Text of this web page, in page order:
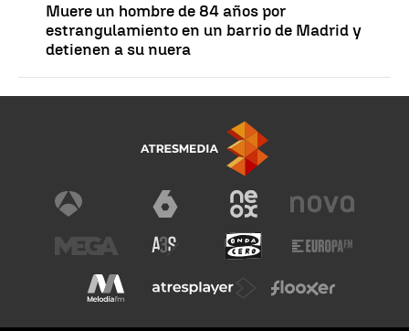
Muere un hombre de 84 años por
estrangulamiento en un barrio de Madrid y
detienen a su nuera